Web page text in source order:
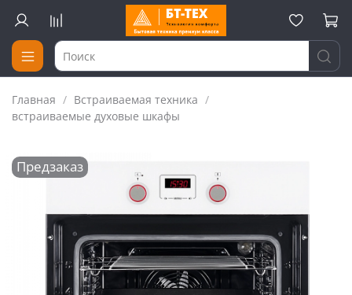
Главная
Встраиваемая техника
встраиваемые духовые шкафы
Предзаказ